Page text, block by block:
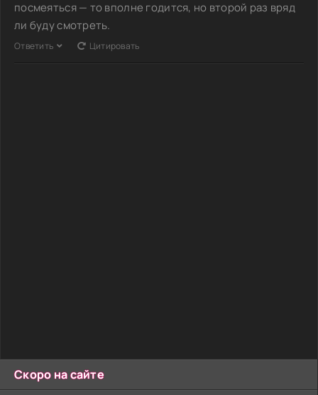
Скоро на сайте
посмеяться — то вполне годится, но второй раз вряд
ли буду смотреть.
Ответить Цитировать